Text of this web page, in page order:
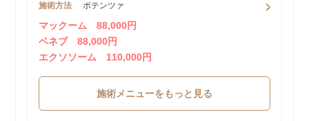
施術方法
ポテンツァ
マックーム 88,000円
ベネブ 88,000円
エクソソーム 110,000円
施術メニューをもっと見る